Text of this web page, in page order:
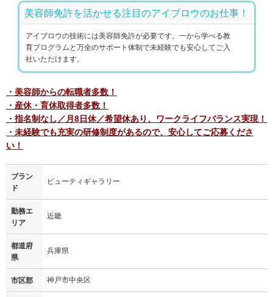
美容師免許を活かせる注目のアイブロウのお仕事！
アイブロウの技術には美容師免許が必要です。一から学べる教
育プログラムと万全のサポート体制で未経験でも安心してご入
社いただけます。
・美容師からの転職者多数！
・産休・育休取得者多数！
・指名制なし／月8日休／希望休あり、ワークライフバランス実現！
・未経験でも充実の研修制度があるので、安心してご応募くださ
い！
ブラン
ド
ビューティギャラリー
勤務エ
リア
近畿
都道府
県
兵庫県
市区郡 神戸市中央区